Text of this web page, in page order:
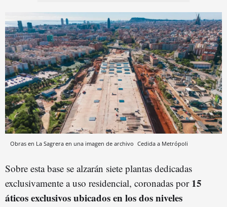
Obras en La Sagrera en una imagen de archivo Cedida a Metrópoli
Sobre esta base se alzarán siete plantas dedicadas
exclusivamente a uso residencial, coronadas por 15
áticos exclusivos ubicados en los dos niveles